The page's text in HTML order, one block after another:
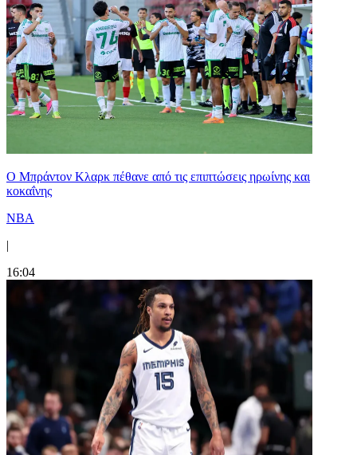
Ο Μπράντον Κλαρκ πέθανε από τις επιπτώσεις ηρωίνης και
κοκαΐνης
NBA
|
16:04